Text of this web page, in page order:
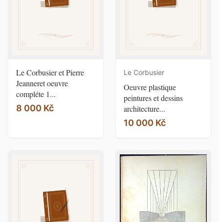
Le Corbusier et Pierre
Jeanneret oeuvre
compléte 1...
8 000 Kč
Le Corbusier
Oeuvre plastique
peintures et dessins
architecture...
10 000 Kč